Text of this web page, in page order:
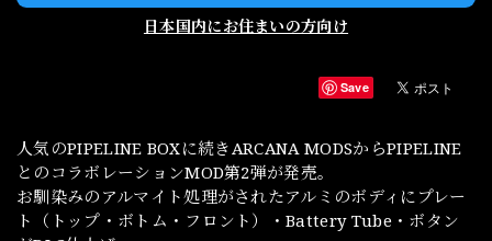
日本国内にお住まいの方向け
Save
人気のPIPELINE BOXに続きARCANA MODSからPIPELINE
とのコラボレーションMOD第2弾が発売。
お馴染みのアルマイト処理がされたアルミのボディにプレー
ト（トップ・ボトム・フロント）・Battery Tube・ボタン